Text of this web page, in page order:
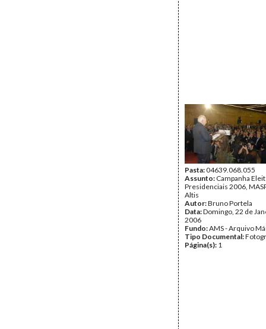
Pasta:04639.068.055
Assunto: Campanha
Presidenciais 2006,
Altis
Autor:Bruno Portela
Data:Domingo, 22 de
2006
Fundo:AMS - Arquivo
Tipo Documental:
Página(s): 1